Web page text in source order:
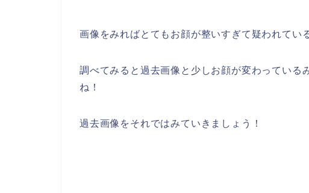
画像をみればとてもお顔が整いすぎて疑われてい
調べてみると過去画像と少しお顔が変わっている
ね！
過去画像をそれではみていきましょう！